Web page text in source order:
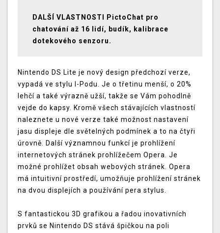
DALŠÍ VLASTNOSTI PictoChat pro
chatování až 16 lidí, budík, kalibrace
dotekového senzoru.
Nintendo DS Lite je nový design předchozí verze,
vypadá ve stylu I-Podu. Je o třetinu menší, o 20%
lehčí a také výrazně užší, takže se Vám pohodlně
vejde do kapsy. Kromě všech stávajících vlastností
naleznete u nové verze také možnost nastavení
jasu displeje dle světelných podmínek a to na čtyři
úrovně. Další významnou funkcí je prohlížení
internetových stránek prohlížečem Opera. Je
možné prohlížet obsah webových stránek. Opera
má intuitivní prostředí, umožňuje prohlížení stránek
na dvou displejích a používání pera stylus.
S fantastickou 3D grafikou a řadou inovativních
prvků se Nintendo DS stává špičkou na poli